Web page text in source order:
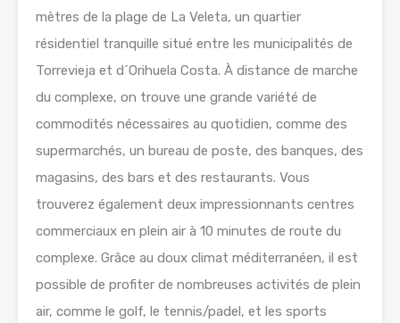
mètres de la plage de La Veleta, un quartier
résidentiel tranquille situé entre les municipalités de
Torrevieja et d´Orihuela Costa. À distance de marche
du complexe, on trouve une grande variété de
commodités nécessaires au quotidien, comme des
supermarchés, un bureau de poste, des banques, des
magasins, des bars et des restaurants. Vous
trouverez également deux impressionnants centres
commerciaux en plein air à 10 minutes de route du
complexe. Grâce au doux climat méditerranéen, il est
possible de profiter de nombreuses activités de plein
air, comme le golf, le tennis/padel, et les sports